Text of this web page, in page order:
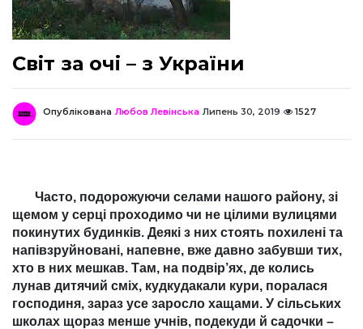
Світ за очі – з України
Опублікована Любов Левінська Липень 30, 2019 1527
Часто, подорожуючи селами нашого району, зі
щемом у серці проходимо чи не цілими вулицями
покинутих будинків. Деякі з них стоять похилені та
напівзруйновані, напевне, вже давно забувши тих,
хто в них мешкав. Там, на подвір’ях, де колись
лунав дитячий сміх, кудкудакали кури, поралася
господиня, зараз усе заросло хащами. У сільських
школах щораз менше учнів, подекуди й садочки –